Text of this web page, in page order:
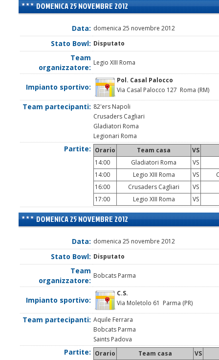
DOMENICA 25 NOVEMBRE 2012
Data: domenica 25 novembre 2012
Stato Bowl: Disputato
Team
organizzatore:
Legio XIII Roma
Impianto sportivo:
Pol. Casal Palocco
Via Casal Palocco 127 Roma (RM)
Team partecipanti: 82'ers Napoli
Crusaders Cagliari
Gladiatori Roma
Legionari Roma
Partite: Orario Team casa
VS
14:00
Gladiatori Roma
VS
14:00
Legio XIII Roma VS
16:00
Crusaders Cagliari
VS
17:00
Legio XIII Roma VS
DOMENICA 25 NOVEMBRE 2012
Data: domenica 25 novembre 2012
Stato Bowl: Disputato
Team
organizzatore:
Bobcats Parma
Impianto sportivo:
C.S.
Via Moletolo 61 Parma (PR)
Team partecipanti: Aquile Ferrara
Bobcats Parma
Saints Padova
Partite: Orario Team casa
VS